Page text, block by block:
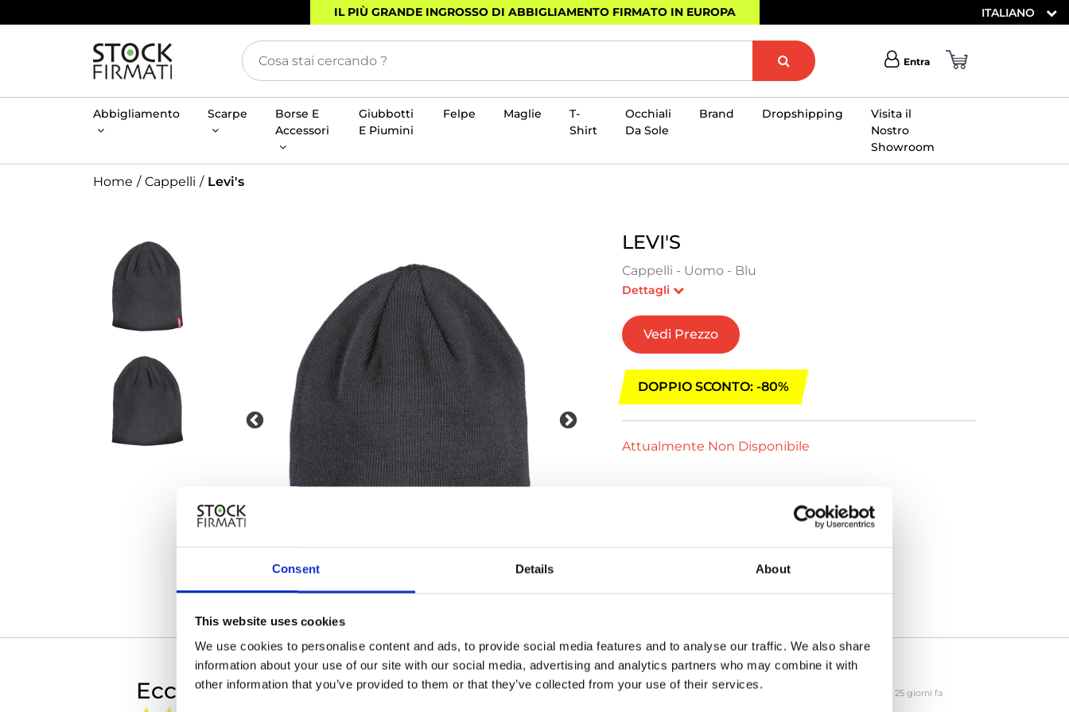
Consent Details About
This website uses cookies
We use cookies to personalise content and ads, to provide social media features and to analyse our traffic. We also share
information about your use of our site with our social media, advertising and analytics partners who may combine it with
other information that you’ve provided to them or that they’ve collected from your use of their services.
IL PIÙ GRANDE INGROSSO DI ABBIGLIAMENTO FIRMATO IN EUROPA ITALIANO
Entra
Abbigliamento Scarpe
Borse E
Accessori
Giubbotti
E Piumini
Felpe Maglie
T-
Shirt
Occhiali
Da Sole
Brand Dropshipping
Visita il
Nostro
Showroom
×
Home Cappelli Levi's
LEVI'S
Cappelli - Uomo - Blu
Dettagli
Vedi Prezzo
DOPPIO SCONTO: -80%
Attualmente Non Disponibile
Eccellente 17 giorni fa 25 giorni fa